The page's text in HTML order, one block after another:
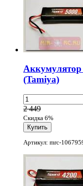
(Tamiya)
2 449
Скидка 6%
Артикул: mrc-